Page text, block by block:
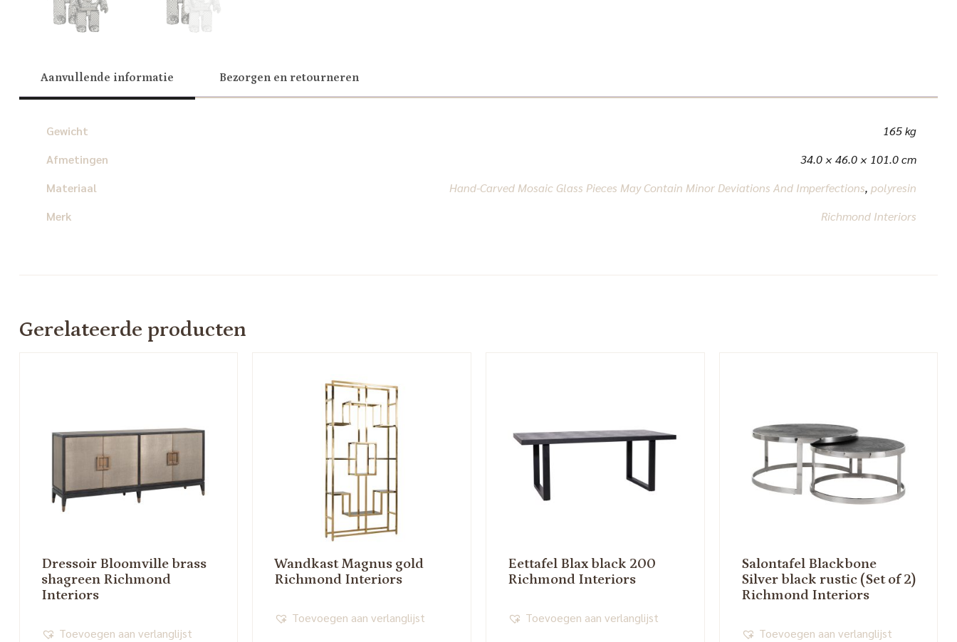
Aanvullende informatie Bezorgen en retourneren
Gewicht
165 kg
Afmetingen
34.0 × 46.0 × 101.0 cm
Materiaal
Hand-Carved Mosaic Glass Pieces May Contain Minor Deviations And Imperfections, polyresin
Merk
Richmond Interiors
Gerelateerde producten
Dressoir Bloomville brass
shagreen Richmond
Interiors
Toevoegen aan verlanglijst
Wandkast Magnus gold
Richmond Interiors
Toevoegen aan verlanglijst
Eettafel Blax black 200
Richmond Interiors
Toevoegen aan verlanglijst
Salontafel Blackbone
Silver black rustic (Set of 2)
Richmond Interiors
Toevoegen aan verlanglijst